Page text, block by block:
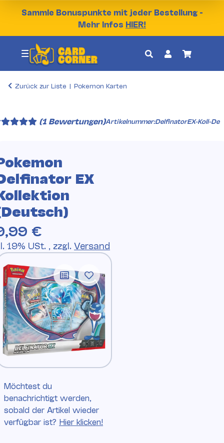
Sammle Bonuspunkte mit jeder Bestellung -
Mehr Infos HIER!
Zurück zur Liste Pokemon Karten
(1 Bewertungen)Artikelnummer:DelfinatorEX-Koll-De
EX
€
19% USt. , zzgl. Versand
Möchtest du
benachrichtigt werden,
sobald der Artikel wieder
verfügbar ist? Hier klicken!